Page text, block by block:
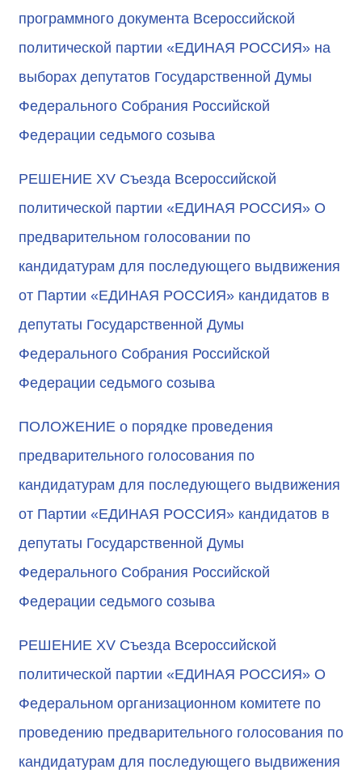
программного документа Всероссийской
политической партии «ЕДИНАЯ РОССИЯ» на
выборах депутатов Государственной Думы
Федерального Собрания Российской
Федерации седьмого созыва
РЕШЕНИЕ XV Съезда Всероссийской
политической партии «ЕДИНАЯ РОССИЯ» О
предварительном голосовании по
кандидатурам для последующего выдвижения
от Партии «ЕДИНАЯ РОССИЯ» кандидатов в
депутаты Государственной Думы
Федерального Собрания Российской
Федерации седьмого созыва
ПОЛОЖЕНИЕ о порядке проведения
предварительного голосования по
кандидатурам для последующего выдвижения
от Партии «ЕДИНАЯ РОССИЯ» кандидатов в
депутаты Государственной Думы
Федерального Собрания Российской
Федерации седьмого созыва
РЕШЕНИЕ XV Съезда Всероссийской
политической партии «ЕДИНАЯ РОССИЯ» О
Федеральном организационном комитете по
проведению предварительного голосования по
кандидатурам для последующего выдвижения